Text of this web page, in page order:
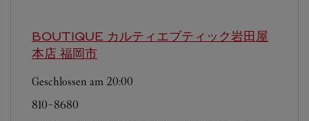
BOUTIQUE カルティエブティック岩田屋
本店 福岡市
Geschlossen am 20:00
810-8680